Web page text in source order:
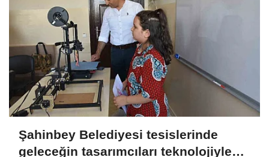
Şahinbey Belediyesi tesislerinde
geleceğin tasarımcıları teknolojiyle